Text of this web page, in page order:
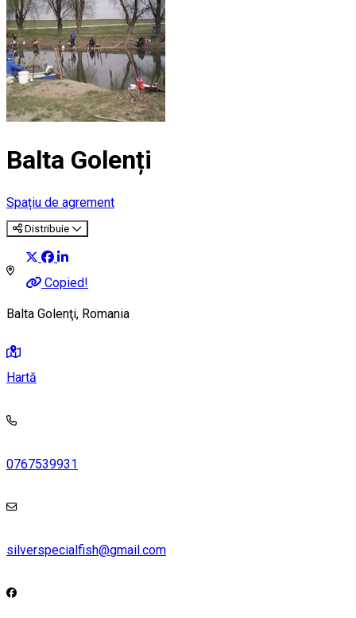
Balta Golenți
Spațiu de agrement
Distribuie
Copied!
Balta Golenţi, Romania
Hartă
0767539931
silverspecialfish@gmail.com